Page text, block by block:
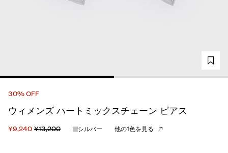
30% OFF
ウィメンズ ハートミックスチェーン ピアス
¥9,240 ¥13,200 シルバー 他の1色を見る